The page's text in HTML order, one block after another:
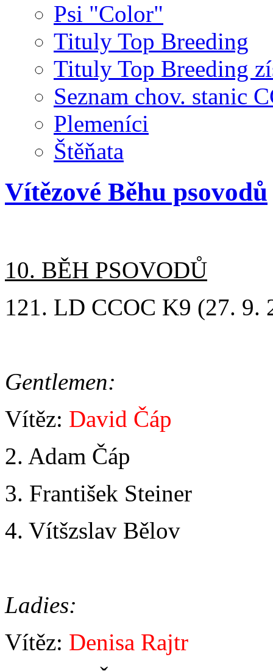
Psi "Color"
Tituly Top Breeding
Tituly Top Breeding
Seznam chov. stanic
Plemeníci
Štěňata
Vítězové Běhu psovodů
10. BĚH PSOVODŮ
121. LD CCOC K9 (27. 9.
Gentlemen:
Vítěz: David Čáp
2. Adam Čáp
3. František Steiner
4. Vítšzslav Bělov
Ladies:
Vítěz: Denisa Rajtr